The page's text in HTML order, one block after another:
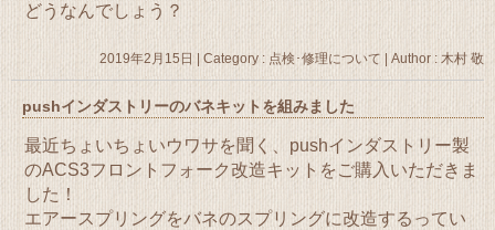
どうなんでしょう？
2019年2月15日 Category : 点検･修理について Author : 木村 敬
pushインダストリーのバネキットを組みました
最近ちょいちょいウワサを聞く、pushインダストリー製
のACS3フロントフォーク改造キットをご購入いただきま
した！
エアースプリングをバネのスプリングに改造するってい